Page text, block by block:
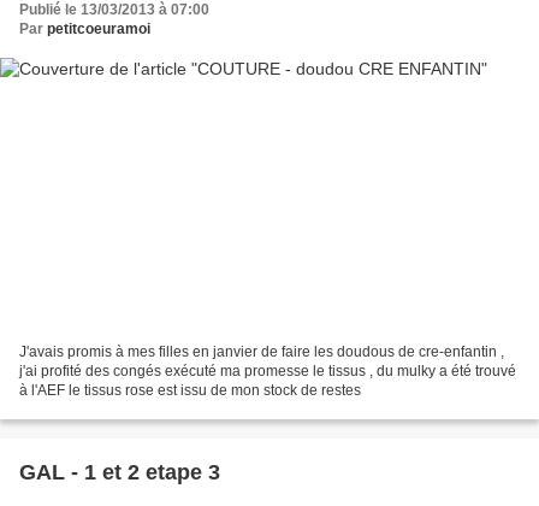
Publié le 13/03/2013 à 07:00
Par petitcoeuramoi
J'avais promis à mes filles en janvier de faire les doudous de cre-enfantin ,
j'ai profité des congés exécuté ma promesse le tissus , du mulky a été trouvé
à l'AEF le tissus rose est issu de mon stock de restes
GAL - 1 et 2 etape 3